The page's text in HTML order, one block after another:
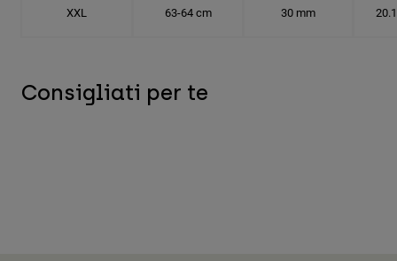
XXL 63-64 cm 30 mm
Consigliati per te